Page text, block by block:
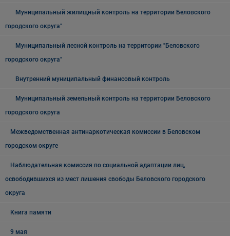
Муниципальный жилищный контроль на территории Беловского
городского округа"
Муниципальный лесной контроль на территории "Беловского
городского округа"
Внутренний муниципальный финансовый контроль
Муниципальный земельный контроль на территории Беловского
городского округа
Межведомственная антинаркотическая комиссии в Беловском
городском округе
Наблюдательная комиссия по социальной адаптации лиц,
освободившихся из мест лишения свободы Беловского городского
округа
Книга памяти
9 мая